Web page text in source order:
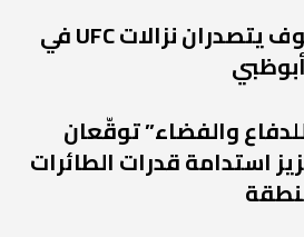
أنكالايف وغوسكوف يتصدران نزالات UFC في
والفضاء” توقّعان
استدامة قدرات الطائرات